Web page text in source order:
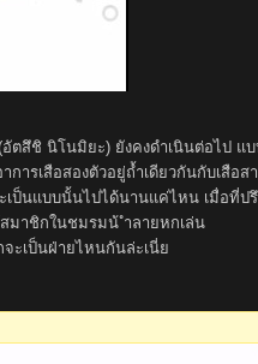
ตสึชิ นิโนมิยะ) ยังคงดำเนินต่อไป
การเสือสองตัวอยู่ถ้ำเดียวกันกับเสือ
ป็นแบบนั้นไปได้นานแค่ไหน เมื่อที่ป
มาชิกในชมรมน้ ำลายหกเล่น
ะเป็นฝ่ายไหนกันล่ะเนี่ย